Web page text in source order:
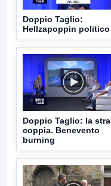
Doppio Taglio:
Hellzapoppin politico
Doppio Taglio: la
coppia. Benevento
burning